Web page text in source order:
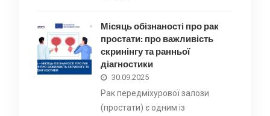
Місяць обізнаності про рак
простати: про важливість
скринінгу та ранньої
діагностики
30.09.2025
Рак передміхурової залози
(простати) є одним із